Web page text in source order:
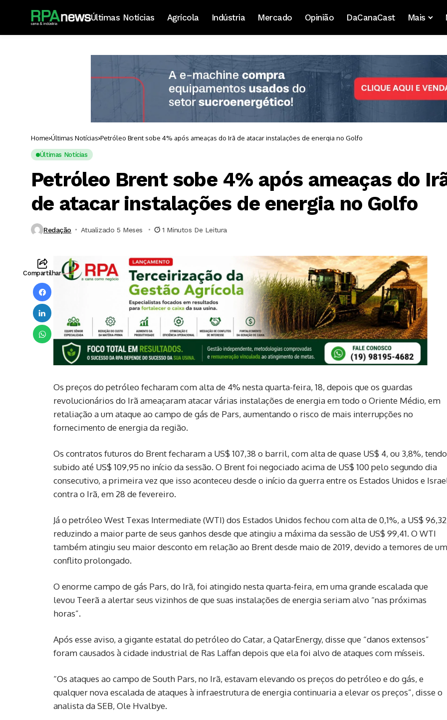
Últimas Notícias Agrícola Indústria Mercado Opinião DaCanaCast Mais
Home Últimas Notícias Petróleo Brent sobe 4% após ameaças do Irã de atacar instalações de energia no Golfo
Últimas Notícias
Petróleo Brent sobe 4% após ameaças do
de atacar instalações de energia no Golfo
Redação Atualizado 5 Meses ⁮ 1 Minutos De Leitura
Compartilhar
Os preços do petróleo fecharam com alta de 4% nesta quarta-feira, 18, depois que os guardas
revolucionários do Irã ameaçaram atacar várias instalações de energia em todo o Oriente Médio, em
retaliação a um ataque ao campo de gás de Pars, aumentando o risco de mais interrupções no
fornecimento de energia da região.
Os contratos futuros do Brent fecharam a US$ 107,38 o barril, com alta de quase US$ 4, ou 3,8%, tendo
subido até US$ 109,95 no início da sessão. O Brent foi negociado acima de US$ 100 pelo segundo dia
consecutivo, a primeira vez que isso aconteceu desde o início da guerra entre os Estados Unidos e
contra o Irã, em 28 de fevereiro.
Já o petróleo West Texas Intermediate (WTI) dos Estados Unidos fechou com alta de 0,1%, a US$
reduzindo a maior parte de seus ganhos desde que atingiu a máxima da sessão de US$ 99,41. O WTI
também atingiu seu maior desconto em relação ao Brent desde maio de 2019, devido a temores de um
conflito prolongado.
O enorme campo de gás Pars, do Irã, foi atingido nesta quarta-feira, em uma grande escalada que
levou Teerã a alertar seus vizinhos de que suas instalações de energia seriam alvo “nas próximas
horas”.
Após esse aviso, a gigante estatal do petróleo do Catar, a QatarEnergy, disse que “danos extensos”
foram causados à cidade industrial de Ras Laffan depois que ela foi alvo de ataques com mísseis.
“Os ataques ao campo de South Pars, no Irã, estavam elevando os preços do petróleo e do gás, e
qualquer nova escalada de ataques à infraestrutura de energia continuaria a elevar os preços”, disse o
analista da SEB, Ole Hvalbye.